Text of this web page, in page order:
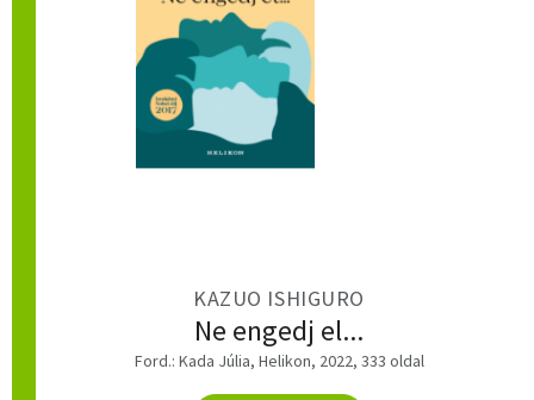
KAZUO ISHIGURO
Ne engedj el...
Ford.: Kada Júlia, Helikon, 2022, 333 oldal